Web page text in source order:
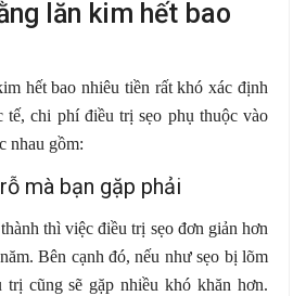
lăn kim hết bao
hết bao nhiêu tiền rất khó xác định
tế, chi phí điều trị sẹo phụ thuộc vào
nhau gồm:
mà bạn gặp phải
thì việc điều trị sẹo đơn giản hơn
Bên cạnh đó, nếu như sẹo bị lõm
trị cũng sẽ gặp nhiều khó khăn hơn.